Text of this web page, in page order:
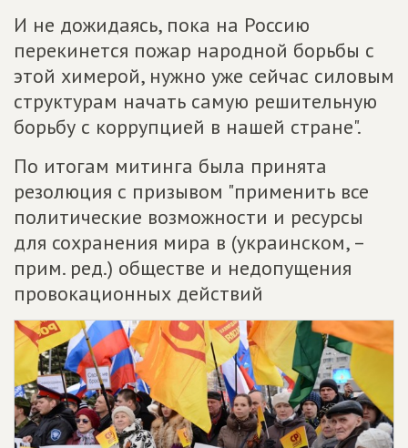
И не дожидаясь, пока на Россию
перекинется пожар народной борьбы с
этой химерой, нужно уже сейчас силовым
структурам начать самую решительную
борьбу с коррупцией в нашей стране".
По итогам митинга была принята
резолюция с призывом "применить все
политические возможности и ресурсы
для сохранения мира в (украинском, –
прим. ред.) обществе и недопущения
провокационных действий